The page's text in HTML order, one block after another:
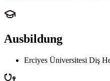
Ausbildung
Erciyes Üniversitesi Diş